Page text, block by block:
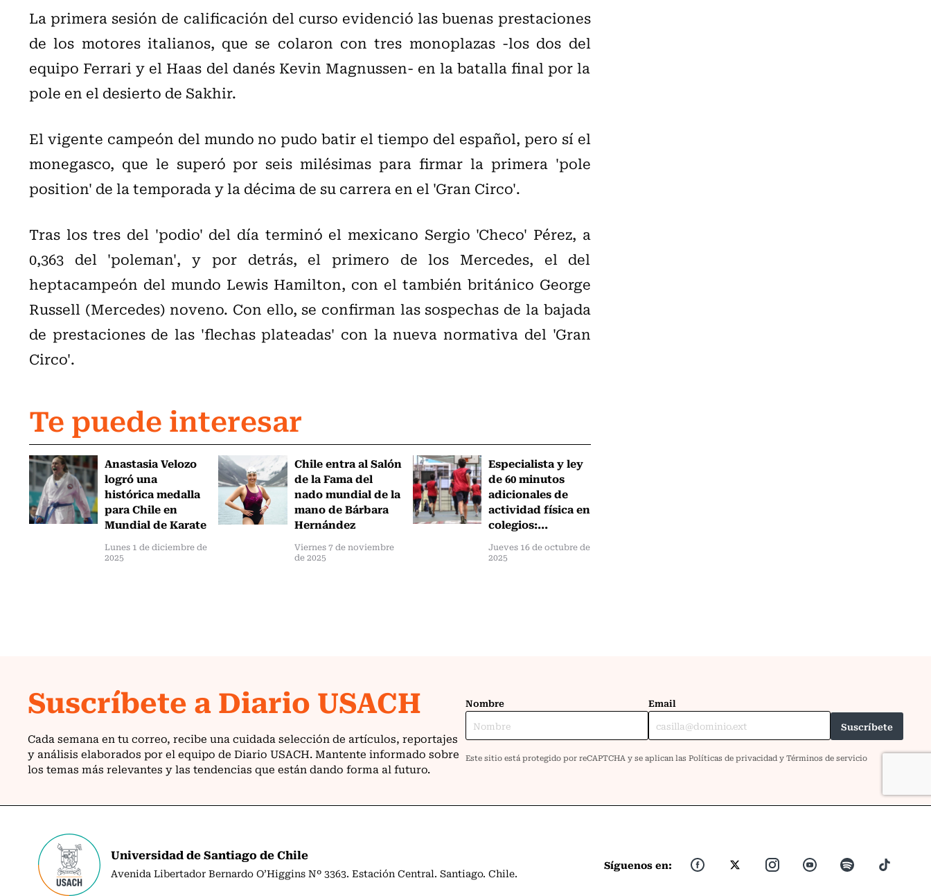
La primera sesión de calificación del curso evidenció las buenas prestaciones
de los motores italianos, que se colaron con tres monoplazas -los dos del
equipo Ferrari y el Haas del danés Kevin Magnussen- en la batalla final por la
pole en el desierto de Sakhir.
El vigente campeón del mundo no pudo batir el tiempo del español, pero sí el
monegasco, que le superó por seis milésimas para firmar la primera 'pole
position' de la temporada y la décima de su carrera en el 'Gran Circo'.
Tras los tres del 'podio' del día terminó el mexicano Sergio 'Checo' Pérez, a
0,363 del 'poleman', y por detrás, el primero de los Mercedes, el del
heptacampeón del mundo Lewis Hamilton, con el también británico George
Russell (Mercedes) noveno. Con ello, se confirman las sospechas de la bajada
de prestaciones de las 'flechas plateadas' con la nueva normativa del 'Gran
Circo'.
Te puede interesar
Anastasia Velozo
logró una
histórica medalla
para Chile en
Mundial de Karate
Lunes 1 de diciembre de
2025
Chile entra al Salón
de la Fama del
nado mundial de la
mano de Bárbara
Hernández
Viernes 7 de noviembre
de 2025
Especialista y ley
de 60 minutos
adicionales de
actividad física en
colegios:...
Jueves 16 de octubre de
2025
Universidad de Santiago de Chile
Avenida Libertador Bernardo O’Higgins Nº 3363. Estación Central. Santiago. Chile.
Síguenos en: